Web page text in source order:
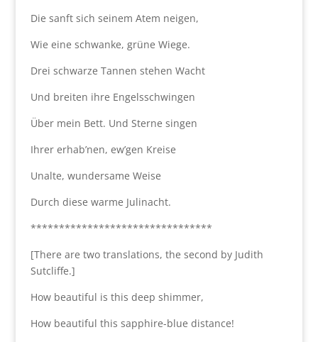
Die sanft sich seinem Atem neigen,
Wie eine schwanke, grüne Wiege.
Drei schwarze Tannen stehen Wacht
Und breiten ihre Engelsschwingen
Über mein Bett. Und Sterne singen
Ihrer erhab’nen, ew’gen Kreise
Unalte, wundersame Weise
Durch diese warme Julinacht.
********************************
[There are two translations, the second by Judith
Sutcliffe.]
How beautiful is this deep shimmer,
How beautiful this sapphire-blue distance!